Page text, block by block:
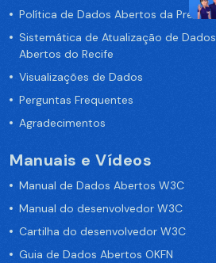
Política de Dados Abertos da
Sistemática de Atualização de
Abertos do Recife
Visualizações de Dados
Perguntas Frequentes
Agradecimentos
Manuais e Vídeos
Manual de Dados Abertos W3C
Manual do desenvolvedor W3C
Cartilha do desenvolvedor W3C
Guia de Dados Abertos OKFN